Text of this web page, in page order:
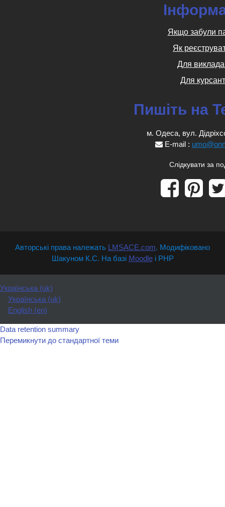
Якщо забули
Як
Для
Для
Пишіть на
м. Одеса, вул.
E-mail :
Слідкувати за
Авторські права належать LMSACE.com. Модифіковано
Шакуном К.С. На базі Moodleі PHP
Українська ‎(uk)‎
Українська ‎(uk)‎
English ‎(en)‎
Data retention summary
Перемикнути до стандартної теми